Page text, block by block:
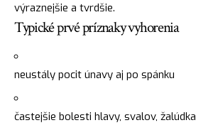
výraznejšie a tvrdšie.
Typické prvé príznaky vyhorenia
neustály pocit únavy aj po spánku
častejšie bolesti hlavy, svalov, žalúdka